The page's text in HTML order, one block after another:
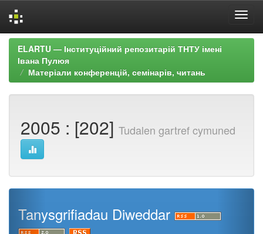
Skip
navigation
ELARTU — Інституційний репозитарій ТНТУ імені
Івана Пулюя
Матеріали конференцій, семінарів, читань
2005 : [202] Tudalen gartref cymuned
Tanysgrifiadau Diweddar